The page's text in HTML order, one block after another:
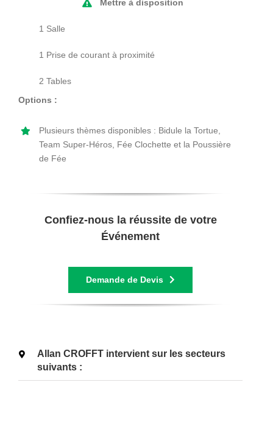
Mettre à disposition
1 Salle
1 Prise de courant à proximité
2 Tables
Options :
Plusieurs thèmes disponibles : Bidule la Tortue,
Team Super-Héros, Fée Clochette et la Poussière
de Fée
Confiez-nous la réussite de votre
Événement
Demande de Devis
Allan CROFFT intervient sur les secteurs
suivants :